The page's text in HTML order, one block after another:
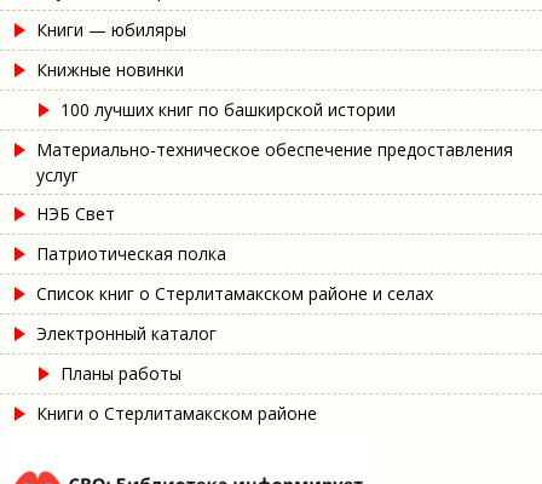
Книги — юбиляры
Книжные новинки
100 лучших книг по башкирской истории
Материально-техническое обеспечение предоставления
услуг
НЭБ Свет
Патриотическая полка
Список книг о Стерлитамакском районе и селах
Электронный каталог
Планы работы
Книги о Стерлитамакском районе